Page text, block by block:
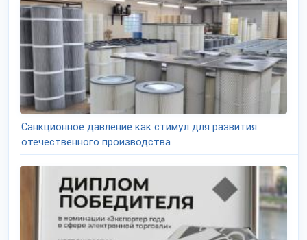
Санкционное давление как стимул для развития
отечественного производства